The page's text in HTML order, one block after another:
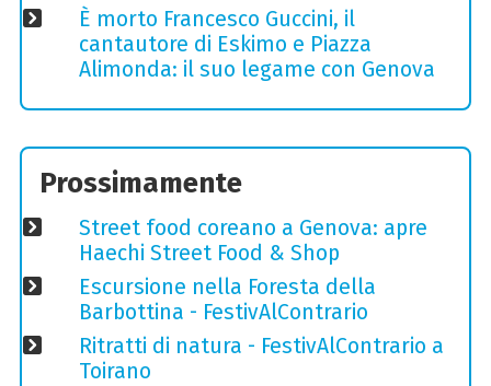
È morto Francesco Guccini, il
cantautore di Eskimo e Piazza
Alimonda: il suo legame con Genova
Prossimamente
Street food coreano a Genova: apre
Haechi Street Food & Shop
Escursione nella Foresta della
Barbottina - FestivAlContrario
Ritratti di natura - FestivAlContrario a
Toirano